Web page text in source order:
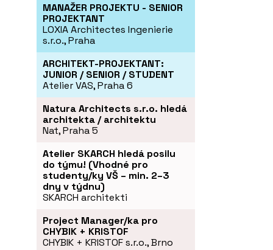
MANAŽER PROJEKTU - SENIOR
PROJEKTANT
LOXIA Architectes Ingenierie
s.r.o., Praha
ARCHITEKT-PROJEKTANT:
JUNIOR / SENIOR / STUDENT
Atelier VAS, Praha 6
Natura Architects s.r.o. hledá
architekta / architektu
Nat, Praha 5
Atelier SKARCH hledá posilu
do týmu! (Vhodné pro
studenty/ky VŠ – min. 2–3
dny v týdnu)
SKARCH architekti
Project Manager/ka pro
CHYBIK + KRISTOF
CHYBIK + KRISTOF s.r.o., Brno